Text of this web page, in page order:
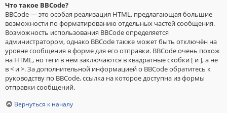
Что такое BBCode?
BBCode — это особая реализация HTML, предлагающая большие
возможности по форматированию отдельных частей сообщения.
Возможность использования BBCode определяется
администратором, однако BBCode также может быть отключён на
уровне сообщения в форме для его отправки. BBCode очень похож
на HTML, но теги в нём заключаются в квадратные скобки [ и ], а не
в < и >. За дополнительной информацией о BBCode обратитесь к
руководству по BBCode, ссылка на которое доступна из формы
отправки сообщений.
Вернуться к началу